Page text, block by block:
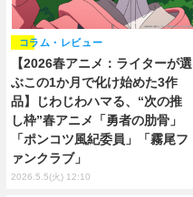
【2026春アニメ：ライターが選
ぶこの1か月で化け始めた3作
品】じわじわハマる、“次の推
し枠”春アニメ「勇者の肋骨」
「ポンコツ風紀委員」「霧尾フ
ァンクラブ」
コラム・レビュー
2026.5.5(火) 12:10